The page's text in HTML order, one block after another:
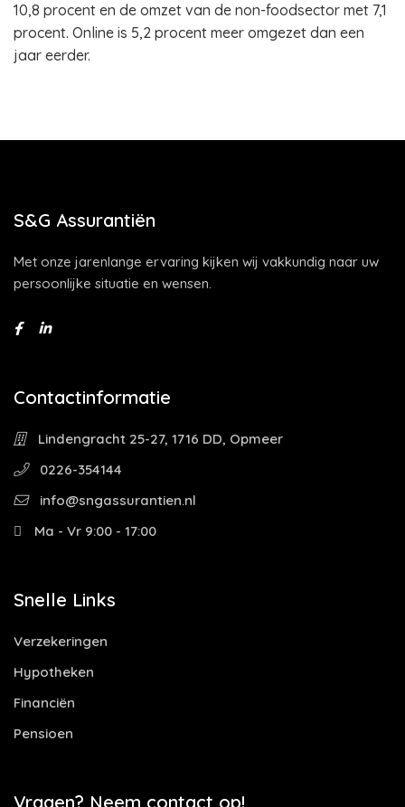
10,8 procent en de omzet van de non-foodsector met 7,1
procent. Online is 5,2 procent meer omgezet dan een
jaar eerder.
S&G Assurantiën
Met onze jarenlange ervaring kijken wij vakkundig naar uw
persoonlijke situatie en wensen.
Contactinformatie
Lindengracht 25-27, 1716 DD, Opmeer
0226-354144
info@sngassurantien.nl
Ma - Vr 9:00 - 17:00
Snelle Links
Verzekeringen
Hypotheken
Financiën
Pensioen
Vragen? Neem contact op!